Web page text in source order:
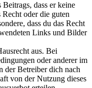
dass er keine
oder die guten
dass du das Recht
Links und Bilder
aus. Bei
oder anderer im
der Betreiber dich nach
von der Nutzung dieses